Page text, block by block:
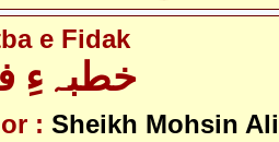
e Fidak
خطبہءِ
: Sheikh Mohsin